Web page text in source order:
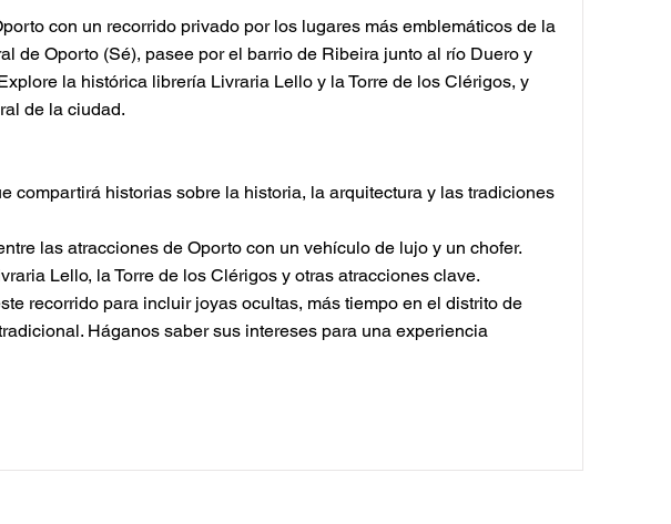
con un recorrido privado por los lugares más emblemáticos de la
de Oporto (Sé), pasee por el barrio de Ribeira junto al río Duero y
la histórica librería Livraria Lello y la Torre de los Clérigos, y
de la ciudad.
compartirá historias sobre la historia, la arquitectura y las tradiciones
las atracciones de Oporto con un vehículo de lujo y un chofer.
Lello, la Torre de los Clérigos y otras atracciones clave.
recorrido para incluir joyas ocultas, más tiempo en el distrito de
Háganos saber sus intereses para una experiencia